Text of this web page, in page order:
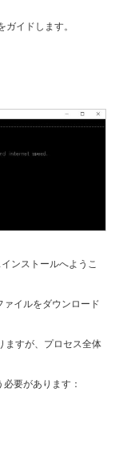
イドします。
ンストールへようこ
イルをダウンロード
ますが、プロセス全体
要があります：